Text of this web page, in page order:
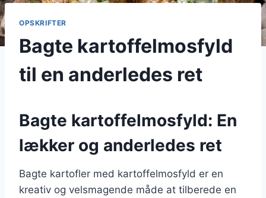
OPSKRIFTER
Bagte kartoffelmosfyld
til en anderledes ret
Bagte kartoffelmosfyld: En
lækker og anderledes ret
Bagte kartofler med kartoffelmosfyld er en
kreativ og velsmagende måde at tilberede en